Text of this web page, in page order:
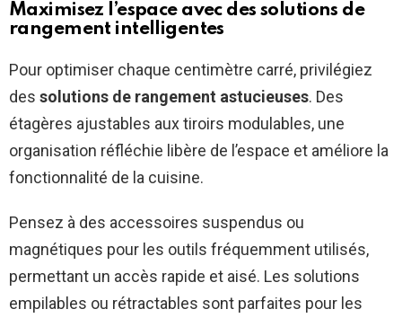
Maximisez l’espace avec des solutions de
rangement intelligentes
Pour optimiser chaque centimètre carré, privilégiez
des solutions de rangement astucieuses. Des
étagères ajustables aux tiroirs modulables, une
organisation réfléchie libère de l’espace et améliore la
fonctionnalité de la cuisine.
Pensez à des accessoires suspendus ou
magnétiques pour les outils fréquemment utilisés,
permettant un accès rapide et aisé. Les solutions
empilables ou rétractables sont parfaites pour les